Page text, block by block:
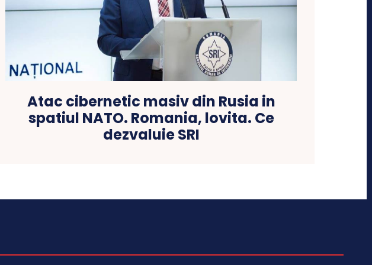
Atac cibernetic masiv din Rusia in
spatiul NATO. Romania, lovita. Ce
dezvaluie SRI